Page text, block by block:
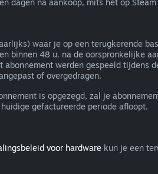
dagen na aankoop, mits het op
waar je op een terugkerende
binnen 48 u. na de oorspronkelijke
werden gespeeld tijdens
of overgedragen.
is opgezegd, zal je
gefactureerde periode afloopt.
voor hardware kun je een